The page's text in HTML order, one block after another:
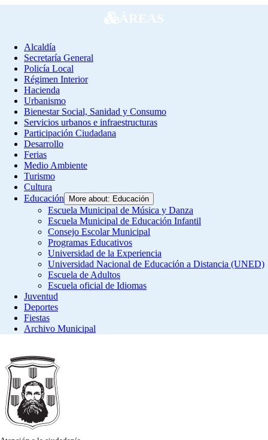
ÁREAS
Alcaldía
Secretaría General
Policía Local
Régimen Interior
Hacienda
Urbanismo
Bienestar Social, Sanidad y Consumo
Servicios urbanos e infraestructuras
Participación Ciudadana
Desarrollo
Ferias
Medio Ambiente
Turismo
Cultura
Educación
More about: Educación
Escuela Municipal de Música y Danza
Escuela Municipal de Educación Infantil
Consejo Escolar Municipal
Programas Educativos
Universidad de la Experiencia
Universidad Nacional de Educación a Distancia (UNED)
Escuela de Adultos
Escuela oficial de Idiomas
Juventud
Deportes
Fiestas
Archivo Municipal